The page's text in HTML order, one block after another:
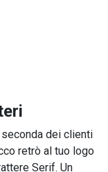
dei clienti
retrò al tuo logo
Serif. Un